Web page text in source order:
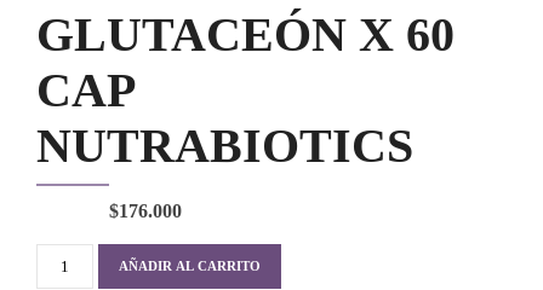
GLUTACEÓN X 60
CAP
NUTRABIOTICS
$176.000
AÑADIR AL CARRITO